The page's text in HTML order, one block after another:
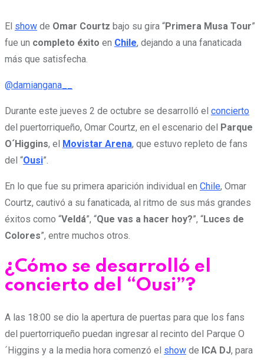
El show de Omar Courtz bajo su gira “Primera Musa Tour”
fue un completo éxito en Chile, dejando a una fanaticada
más que satisfecha.
@damiangana__
Durante este jueves 2 de octubre se desarrolló el concierto
del puertorriqueño, Omar Courtz, en el escenario del Parque
O´Higgins, el Movistar Arena, que estuvo repleto de fans
del “Ousi”.
En lo que fue su primera aparición individual en Chile, Omar
Courtz, cautivó a su fanaticada, al ritmo de sus más grandes
éxitos como “Veldá”, “Que vas a hacer hoy?”, “Luces de
Colores”, entre muchos otros.
¿Cómo se desarrolló el
concierto del “Ousi”?
A las 18:00 se dio la apertura de puertas para que los fans
del puertorriqueño puedan ingresar al recinto del Parque O
´Higgins y a la media hora comenzó el show de ICA DJ, para